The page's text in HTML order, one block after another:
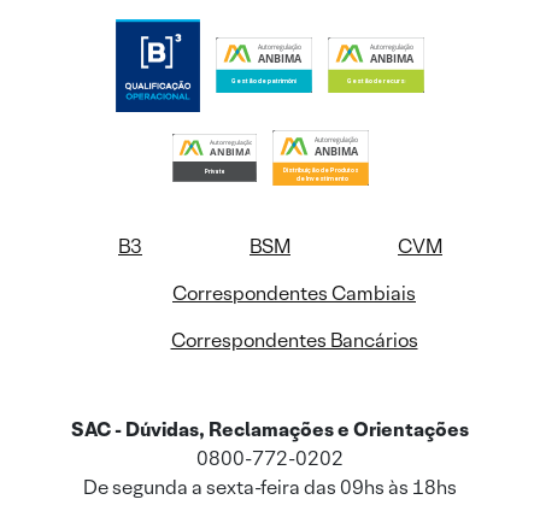
B3 BSM
CVM
Correspondentes Cambiais
Correspondentes Bancários
SAC - Dúvidas, Reclamações e Orientações
0800-772-0202
De segunda a sexta-feira das 09hs às 18hs